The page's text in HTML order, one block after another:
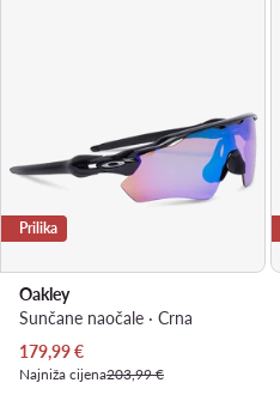
Prilika
Oakley
Sunčane naočale · Crna
Trenutna cijena
179,99€
Najniža cijena203,99 €